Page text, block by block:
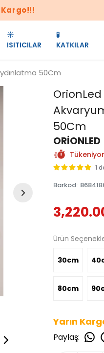
Kargo!!!
☀️
ISITICILAR
🧪
KATKILAR
50Cm
50Cm
ORİONLED
Tükeniyor
1
Barkod:
Ürün
30cm
80cm
Yarın
Paylaş: